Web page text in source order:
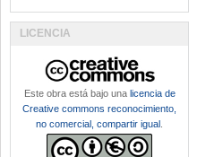
LICENCIA
Este obra está bajo una licencia de
Creative commons reconocimiento,
no comercial, compartir igual